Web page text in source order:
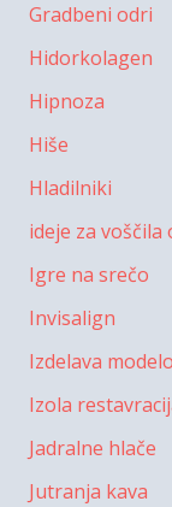
Gradbeni odri
Hidorkolagen
Hipnoza
Hiše
Hladilniki
ideje za
Igre na srečo
Invisalign
Izdelava
Izola
Jadralne hlače
Jutranja kava